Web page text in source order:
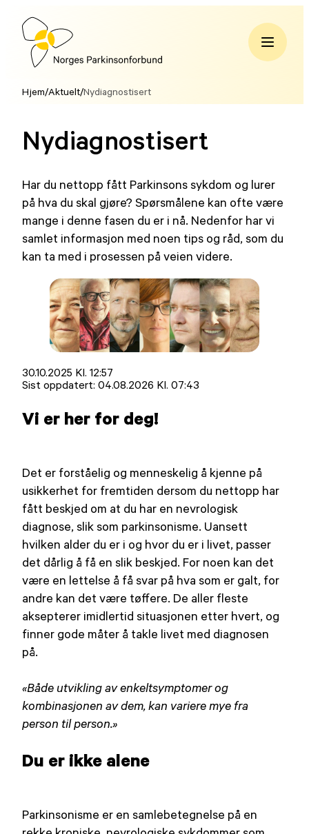
Hopp
innholdNorges
Hjem/Aktuelt/Nydiagnostisert
Nydiagnostisert
Har du nettopp fått Parkinsons sykdom og lurer
på hva du skal gjøre? Spørsmålene kan ofte være
mange i denne fasen du er i nå. Nedenfor har vi
samlet informasjon med noen tips og råd, som du
kan ta med i prosessen på veien videre.
Lagt
ut
30.10.2025 Kl. 12:57
Sist oppdatert: 04.08.2026 Kl. 07:43
Vi er her for deg!
Det er forståelig og menneskelig å kjenne på
usikkerhet for fremtiden dersom du nettopp har
fått beskjed om at du har en nevrologisk
diagnose, slik som parkinsonisme. Uansett
hvilken alder du er i og hvor du er i livet, passer
det dårlig å få en slik beskjed. For noen kan det
være en lettelse å få svar på hva som er galt, for
andre kan det være tøffere. De aller fleste
aksepterer imidlertid situasjonen etter hvert, og
finner gode måter å takle livet med diagnosen
på.
«Både utvikling av enkeltsymptomer og
kombinasjonen av dem, kan variere mye fra
person til person.»
Du er ikke alene
Parkinsonisme er en samlebetegnelse på en